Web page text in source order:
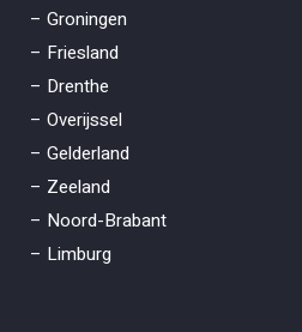
– Groningen
– Friesland
– Drenthe
– Overijssel
– Gelderland
– Zeeland
– Noord-Brabant
– Limburg